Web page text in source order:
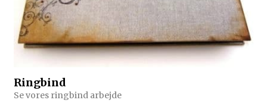
Ringbind
Se vores ringbind arbejde